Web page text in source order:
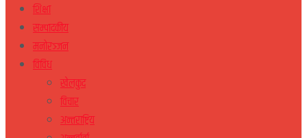
शिक्षा
सम्पादकीय
मनोरञ्जन
विविध
खेलकुद
विचार
अन्तराष्ट्रिय